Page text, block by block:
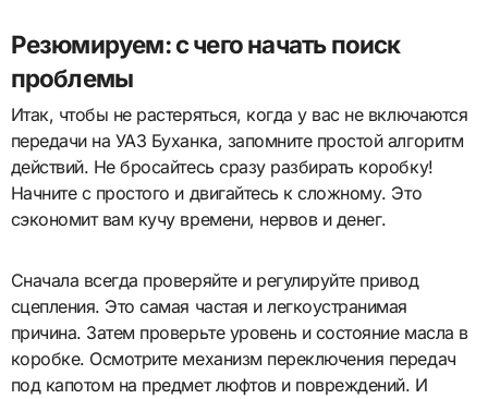
Резюмируем: с чего начать поиск
проблемы
Итак, чтобы не растеряться, когда у вас не включаются
передачи на УАЗ Буханка, запомните простой алгоритм
действий. Не бросайтесь сразу разбирать коробку!
Начните с простого и двигайтесь к сложному. Это
сэкономит вам кучу времени, нервов и денег.
Сначала всегда проверяйте и регулируйте привод
сцепления. Это самая частая и легкоустранимая
причина. Затем проверьте уровень и состояние масла в
коробке. Осмотрите механизм переключения передач
под капотом на предмет люфтов и повреждений. И